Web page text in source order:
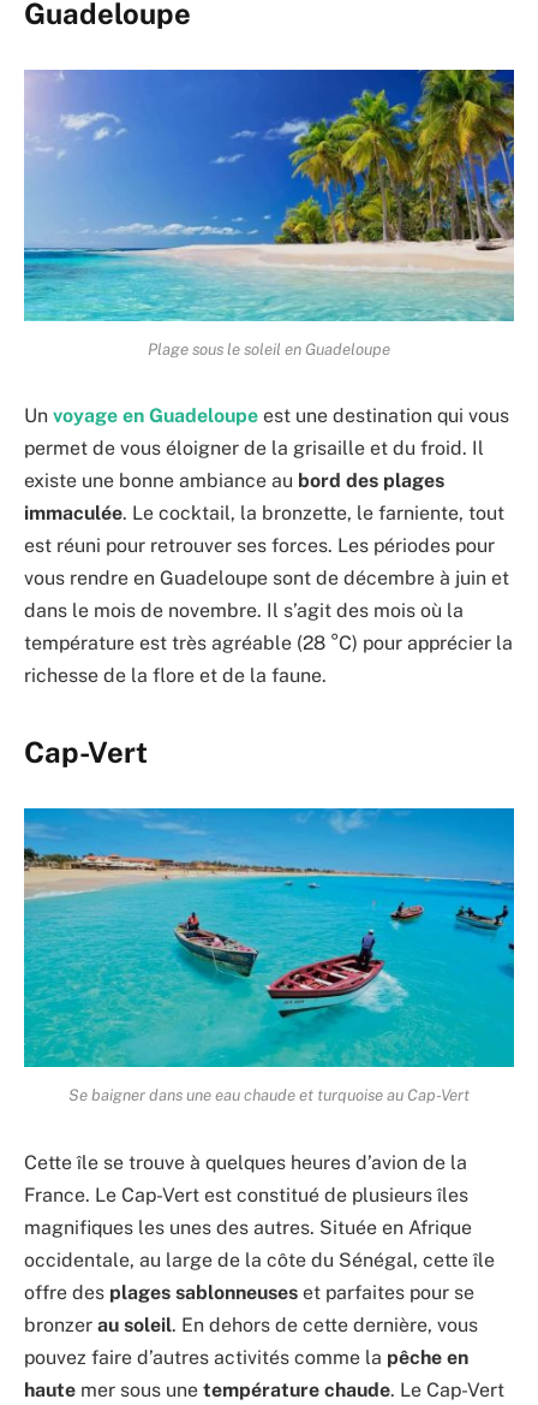
Guadeloupe
Plage sous le soleil en Guadeloupe
Un voyage en Guadeloupe est une destination qui vous
permet de vous éloigner de la grisaille et du froid. Il
existe une bonne ambiance au bord des plages
immaculée. Le cocktail, la bronzette, le farniente, tout
est réuni pour retrouver ses forces. Les périodes pour
vous rendre en Guadeloupe sont de décembre à juin et
dans le mois de novembre. Il s’agit des mois où la
température est très agréable (28 °C) pour apprécier la
richesse de la flore et de la faune.
Cap-Vert
Se baigner dans une eau chaude et turquoise au Cap-Vert
Cette île se trouve à quelques heures d’avion de la
France. Le Cap-Vert est constitué de plusieurs îles
magnifiques les unes des autres. Située en Afrique
occidentale, au large de la côte du Sénégal, cette île
offre des plages sablonneuses et parfaites pour se
bronzer au soleil. En dehors de cette dernière, vous
pouvez faire d’autres activités comme la pêche en
haute mer sous une température chaude. Le Cap-Vert